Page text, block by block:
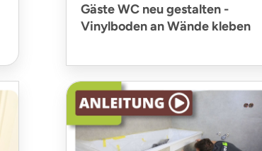
Gäste WC neu gestalten -
Vinylboden an Wände kleben